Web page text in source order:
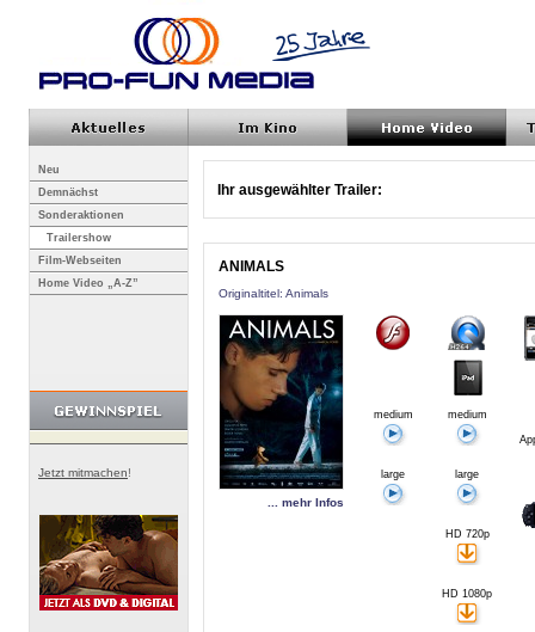
Neu
Demnächst
Sonderaktionen
Trailershow
Film-Webseiten
Home Video „A-Z”
Jetzt mitmachen!
Ihr ausgewählter Trailer:
ANIMALS
Originaltitel: Animals
... mehr Infos
medium
large
medium
large
HD 720p
HD 1080p